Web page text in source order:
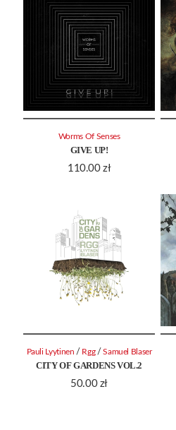
GIVE UP!
110.00 zł
Worms Of Senses
CITY OF GARDENS VOL.2
50.00 zł
Pauli Lyytinen / Rgg /Samuel Blaser